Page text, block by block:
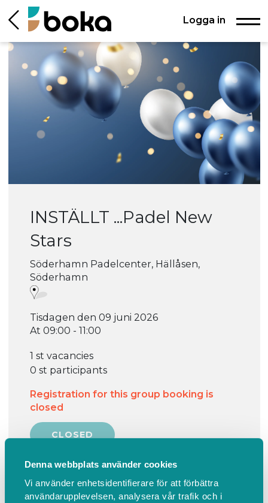
Denna webbplats använder cookies
Vi använder enhetsidentifierare för att förbättra
användarupplevelsen, analysera vår trafik och i
Logga in
INSTÄLLT ...Padel New
Stars
Söderhamn Padelcenter, Hällåsen,
Söderhamn
Tisdagen den 09 juni 2026
At 09:00 - 11:00
1 st vacancies
0 st participants
Registration for this group booking is
closed